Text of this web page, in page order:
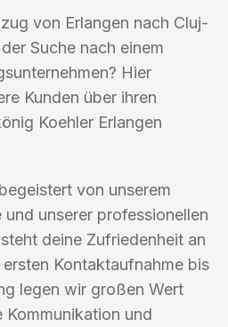
von Erlangen nach Cluj-
Suche nach einem
Hier
Kunden über ihren
Koehler Erlangen
von unserem
unserer professionellen
deine Zufriedenheit an
Kontaktaufnahme bis
legen wir großen Wert
Kommunikation und